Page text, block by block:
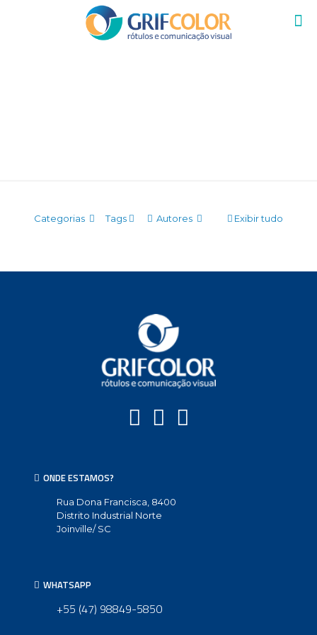
Categorias Tags Autores Exibir tudo
ONDE ESTAMOS?
Rua Dona Francisca, 8400
Distrito Industrial Norte
Joinville/ SC
WHATSAPP
+55 (47) 98849-5850